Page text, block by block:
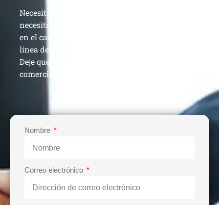
Necesita más que una sola máquina de calidad,
necesita un proveedor veterano que haya estado
en el campo durante 13 años para construir su
línea de producción y aumentar sus ganancias.
Deje que Vie Machinery lo ayude a lograr el éxito
comercial.
Nombre
Correo electrónico